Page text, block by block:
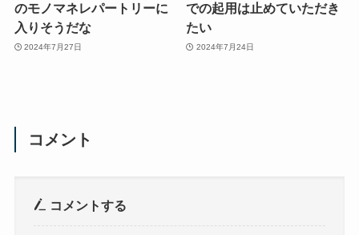
のモノマネレパートリーに
入りそうだな
2024年7月27日
での起用は止めていただき
たい
2024年7月24日
コメント
コメントする